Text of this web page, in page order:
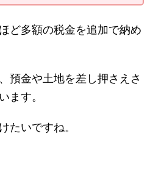
ど多額の税金を追加で納め
預金や土地を差し押さえさ
ます。
たいですね。